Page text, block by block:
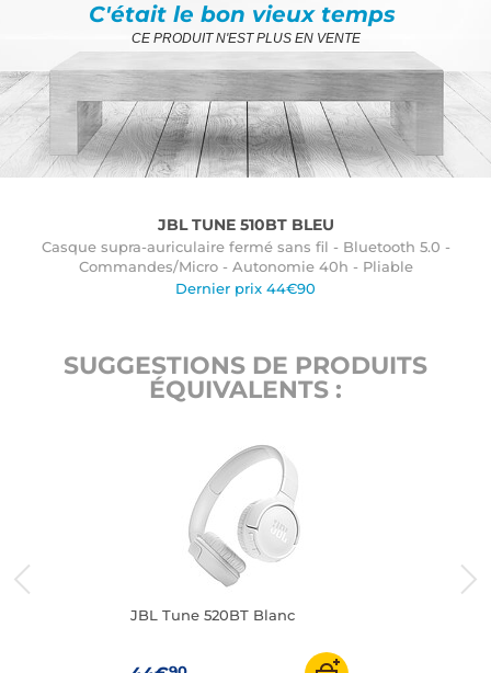
C'était le bon vieux temps
CE PRODUIT N'EST PLUS EN VENTE
JBL TUNE 510BT BLEU
Casque supra-auriculaire fermé sans fil - Bluetooth 5.0 -
Commandes/Micro - Autonomie 40h - Pliable
Dernier prix 44€90
SUGGESTIONS DE PRODUITS
ÉQUIVALENTS :
JBL Tune 520BT Blanc